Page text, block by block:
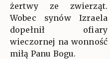
żertwy ze zwierząt.
Wobec synów Izraela
dopełnił ofiary
wieczornej na wonność
miłą Panu Bogu.